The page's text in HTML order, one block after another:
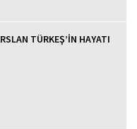
TÜRKEŞ’İN HAYATI